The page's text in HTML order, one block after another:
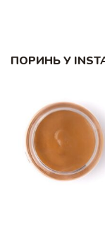
ПОРИНЬ У